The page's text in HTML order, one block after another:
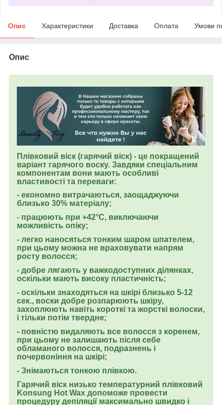
Опис Характеристики Доставка Оплата Умови
Опис
Плівковий віск (гарячий віск) - це покращений
варіант гарячого воску. Завдяки спеціальним
компонентам вони мають особливі
властивості та переваги:
- економно витрачаються, заощаджуючи
близько 30% матеріалу;
- працюють при +42°С, виключаючи
можливість опіку;
- легко наносяться тонким шаром шпателем,
при цьому можна не враховувати напрям
росту волосся;
- добре лягають у важкодоступних ділянках,
оскільки мають високу пластичність;
- оскільки знаходяться на шкірі близько 5-12
сек., воски добре розпарюють шкіру,
захоплюють навіть короткі та жорсткі волоски,
і тільки потім твердне;
- повністю видаляють все волосся з коренем,
при цьому не залишають після себе
обламаного волосся, подразнень і
почервоніння на шкірі;
- Знімаються тонкою плівкою.
Гарячий віск низько температурний плівковий
Konsung Hot Wax допоможе провести
процедуру депіляції максимально швидко і